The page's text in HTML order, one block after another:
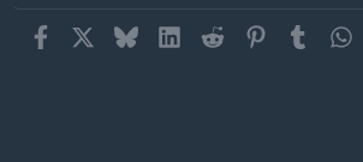
Facebook BlueskyLinkedIn
Reddit Pinterest
Tumblr